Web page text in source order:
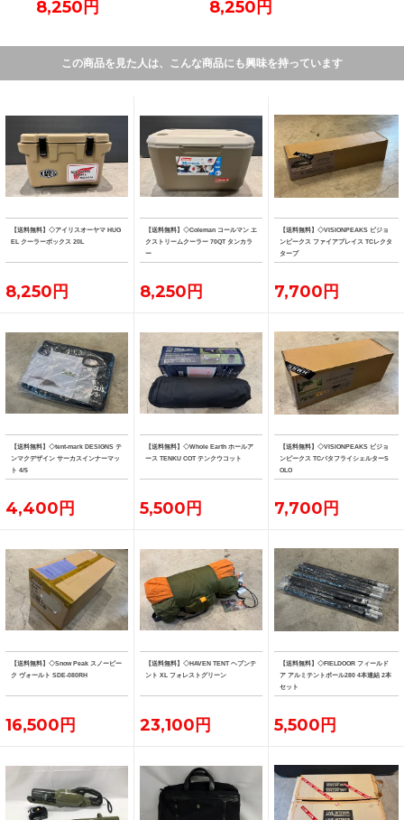
8,250円 8,250円
この商品を見た人は、こんな商品にも興味を持っています
【送料無料】◇アイリスオーヤマ HUG
EL クーラーボックス 20L
8,250円
【送料無料】◇Coleman コールマン エ
クストリームクーラー 70QT タンカラ
ー
8,250円
【送料無料】◇VISIONPEAKS ビジョ
ンピークス ファイアプレイス TCレクタ
タープ
7,700円
【送料無料】◇tent-mark DESIGNS テ
ンマクデザイン サーカスインナーマッ
ト 4/5
4,400円
【送料無料】◇Whole Earth ホールア
ース TENKU COT テンクウコット
5,500円
【送料無料】◇VISIONPEAKS ビジョ
ンピークス TCバタフライシェルターS
OLO
7,700円
【送料無料】◇Snow Peak スノーピー
ク ヴォールト SDE-080RH
16,500円
【送料無料】◇HAVEN TENT ヘブンテ
ント XL フォレストグリーン
23,100円
【送料無料】◇FIELDOOR フィールド
ア アルミテントポール280 4本連結 2本
セット
5,500円